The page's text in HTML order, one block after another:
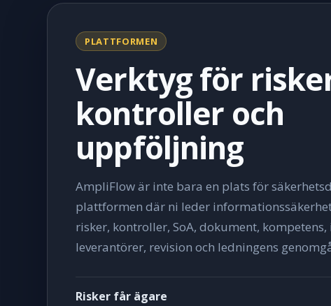
PLATTFORMEN
Verktyg för
kontroller och
uppföljning
AmpliFlow är inte bara en plats för
plattformen där ni leder
risker, kontroller, SoA, dokument,
leverantörer, revision och ledningens
Risker får ägare